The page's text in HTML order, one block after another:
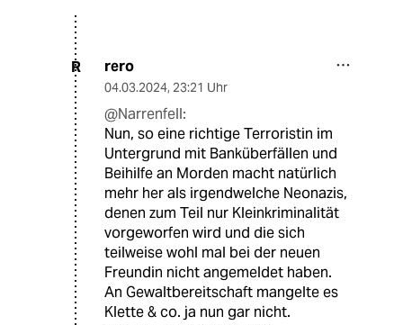
R rero
04.03.2024, 23:21 Uhr
@Narrenfell:
Nun, so eine richtige Terroristin im
Untergrund mit Banküberfällen und
Beihilfe an Morden macht natürlich
mehr her als irgendwelche Neonazis,
denen zum Teil nur Kleinkriminalität
vorgeworfen wird und die sich
teilweise wohl mal bei der neuen
Freundin nicht angemeldet haben.
An Gewaltbereitschaft mangelte es
Klette & co. ja nun gar nicht.